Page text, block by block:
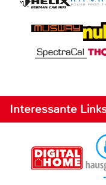
Interessante